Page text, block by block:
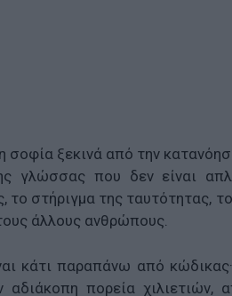
σοφία ξεκινά από την
γλώσσας που δεν είναι
το στήριγμα της ταυτότητας,
άλλους ανθρώπους.
κάτι παραπάνω από κώδικας·
πορεία χιλιετιών,